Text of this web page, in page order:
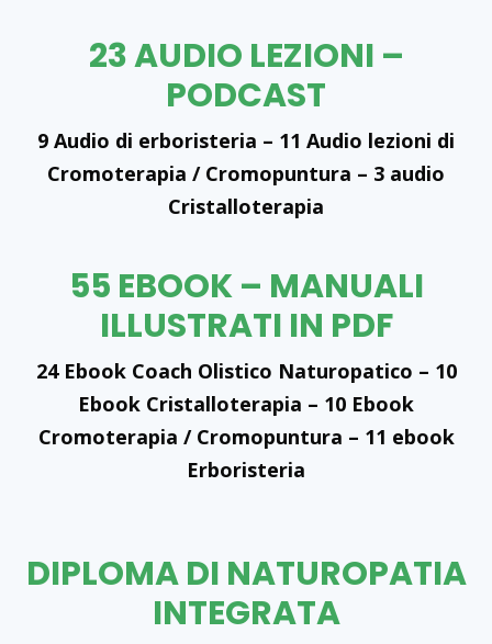
23 AUDIO LEZIONI –
PODCAST
9 Audio di erboristeria – 11 Audio lezioni di
Cromoterapia / Cromopuntura – 3 audio
Cristalloterapia
55 EBOOK – MANUALI
ILLUSTRATI IN PDF
24 Ebook Coach Olistico Naturopatico – 10
Ebook Cristalloterapia – 10 Ebook
Cromoterapia / Cromopuntura – 11 ebook
Erboristeria
DIPLOMA DI NATUROPATIA
INTEGRATA